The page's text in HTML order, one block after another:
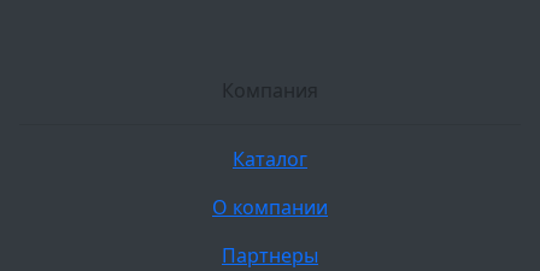
Компания
Каталог
О компании
Партнеры